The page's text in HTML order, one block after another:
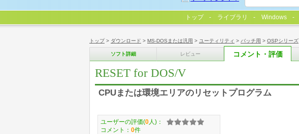
トップ> ダウンロード > MS-DOSまたは汎用 > ユーティリティ > バッチ用 > OSPシリーズ
ソフト詳細 レビュー コメント・評価
RESET for DOS/V
CPUまたは環境エリアのリセットプログラム
ユーザーの評価(0 人)：
コメント： 0件
トップ ライブラリ Windows